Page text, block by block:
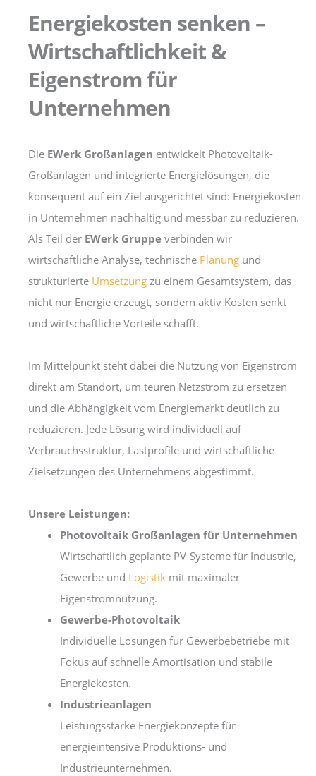
Energiekosten senken –
Wirtschaftlichkeit &
Eigenstrom für
Unternehmen
Die EWerk Großanlagen entwickelt Photovoltaik-
Großanlagen und integrierte Energielösungen, die
konsequent auf ein Ziel ausgerichtet sind: Energiekosten
in Unternehmen nachhaltig und messbar zu reduzieren.
Als Teil der EWerk Gruppe verbinden wir
wirtschaftliche Analyse, technische Planung und
strukturierte Umsetzung zu einem Gesamtsystem, das
nicht nur Energie erzeugt, sondern aktiv Kosten senkt
und wirtschaftliche Vorteile schafft.
Im Mittelpunkt steht dabei die Nutzung von Eigenstrom
direkt am Standort, um teuren Netzstrom zu ersetzen
und die Abhängigkeit vom Energiemarkt deutlich zu
reduzieren. Jede Lösung wird individuell auf
Verbrauchsstruktur, Lastprofile und wirtschaftliche
Zielsetzungen des Unternehmens abgestimmt.
Unsere Leistungen:
Photovoltaik Großanlagen für Unternehmen
Wirtschaftlich geplante PV-Systeme für Industrie,
Gewerbe und Logistik mit maximaler
Eigenstromnutzung.
Gewerbe-Photovoltaik
Individuelle Lösungen für Gewerbebetriebe mit
Fokus auf schnelle Amortisation und stabile
Energiekosten.
Industrieanlagen
Leistungsstarke Energiekonzepte für
energieintensive Produktions- und
Industrieunternehmen.